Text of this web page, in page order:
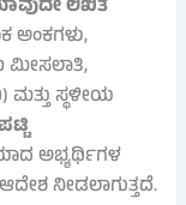
ಲಿಖಿತ
ಅಂಕಗಳು,
ಮೀಸಲಾತಿ,
ಸ್ಥಳೀಯ
ಅಭ್ಯರ್ಥಿಗಳ
ನೀಡಲಾಗುತ್ತದೆ.